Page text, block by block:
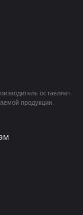
оставляет
продукции.